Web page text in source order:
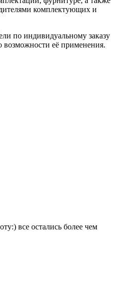
комплектующих и
по индивидуальному заказу
возможности её применения.
все остались более чем